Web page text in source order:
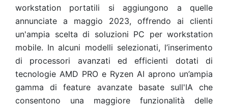
workstation portatili si aggiungono a quelle
annunciate a maggio 2023, offrendo ai clienti
un'ampia scelta di soluzioni PC per workstation
mobile. In alcuni modelli selezionati, l’inserimento
di processori avanzati ed efficienti dotati di
tecnologie AMD PRO e Ryzen AI aprono un’ampia
gamma di feature avanzate basate sull'IA che
consentono una maggiore funzionalità delle